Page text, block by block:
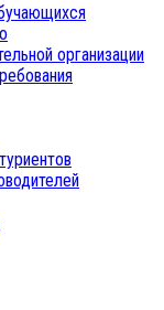
организации